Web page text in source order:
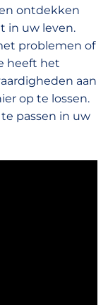
ontdekken
in uw leven.
problemen of
heeft het
aan
op te lossen.
passen in uw